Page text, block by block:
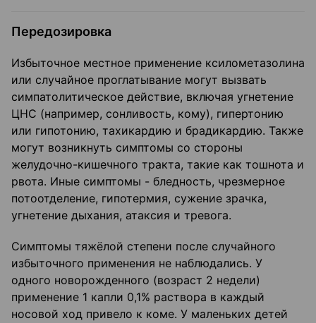
Передозировка
Избыточное местное применение ксилометазолина
или случайное проглатывание могут вызвать
симпатолитическое действие, включая угнетение
ЦНС (например, сонливость, кому), гипертонию
или гипотонию, тахикардию и брадикардию. Также
могут возникнуть симптомы со стороны
желудочно-кишечного тракта, такие как тошнота и
рвота. Иные симптомы - бледность, чрезмерное
потоотделение, гипотермия, сужение зрачка,
угнетение дыхания, атаксия и тревога.
Симптомы тяжёлой степени после случайного
избыточного применения не наблюдались. У
одного новорожденного (возраст 2 недели)
применение 1 капли 0,1% раствора в каждый
носовой ход привело к коме. У маленьких детей